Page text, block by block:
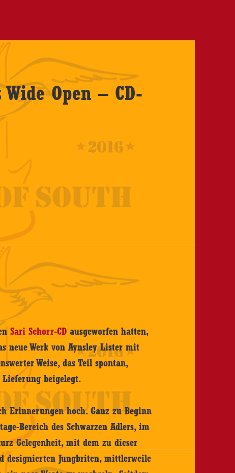
Open – CD-
Sari Schorr-CD ausgeworfen hatten,
neue Werk von Aynsley Lister mit
Weise, das Teil spontan,
beigelegt.
Erinnerungen hoch. Ganz zu Beginn
Bereich des Schwarzen Adlers, im
Gelegenheit, mit dem zu dieser
designierten Jungbriten, mittlerweile